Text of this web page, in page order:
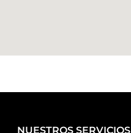
NUESTROS SERVICIOS